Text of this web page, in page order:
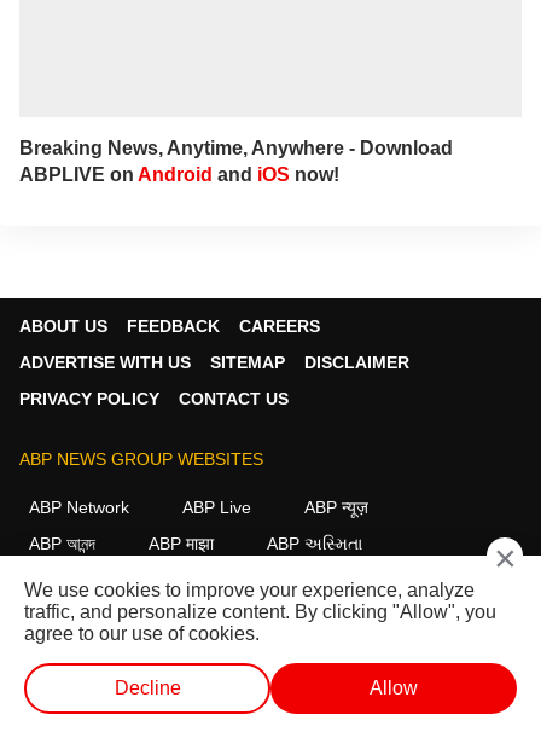
Breaking News, Anytime, Anywhere - Download
ABPLIVE on Android and iOS now!
ABOUT US FEEDBACK
CAREERS
ADVERTISE WITH US
SITEMAP
DISCLAIMER
PRIVACY POLICY
CONTACT US
ABP NEWS GROUP WEBSITES
ABP Network ABP Live
ABP न्यूज़
ABP আনন্দ
ABP माझा
ABP અસ્મિતા
ABP Ganga
ABP ਸਾਂਝਾ ABP நாடு ABP దేశం
FOLLOW US
×
We use cookies to improve your experience, analyze
traffic, and personalize content. By clicking "Allow", you
agree to our use of cookies.
Decline Allow